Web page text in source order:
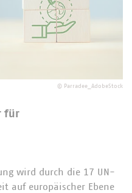
© Parradee_AdobeStock
für
wird durch die 17 UN-
auf europäischer Ebene